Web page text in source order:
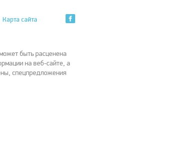
Карта сайта
быть расценена
на веб-сайте, а
спецпредложения